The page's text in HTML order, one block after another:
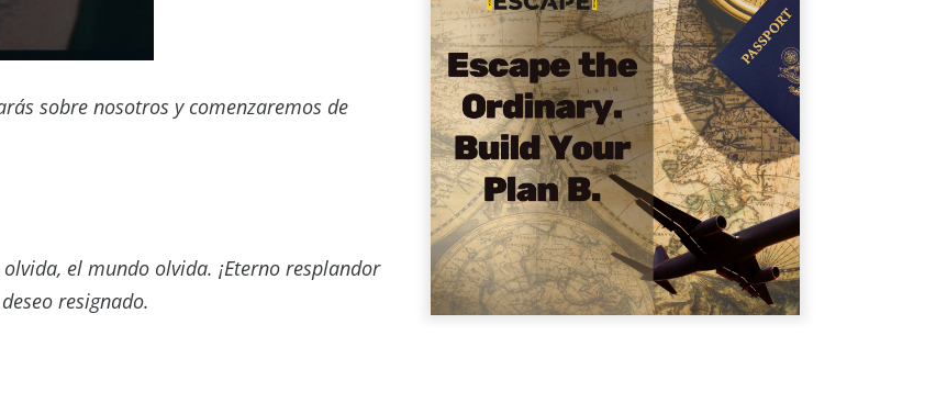
sobre nosotros y comenzaremos de
el mundo olvida. ¡Eterno resplandor
resignado.